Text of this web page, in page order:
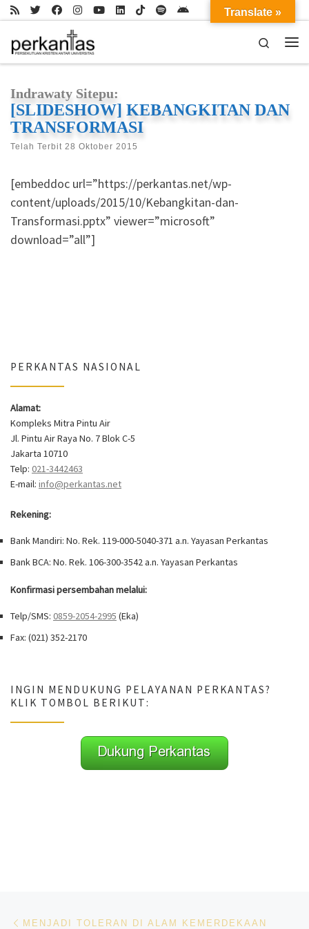
Skip to content
Search
Indrawaty Sitepu:
[SLIDESHOW] KEBANGKITAN DAN
TRANSFORMASI
Telah Terbit 28 Oktober 2015
[embeddoc url=”https://perkantas.net/wp-
content/uploads/2015/10/Kebangkitan-dan-
Transformasi.pptx” viewer=”microsoft”
download=”all”]
PERKANTAS NASIONAL
Alamat:
Kompleks Mitra Pintu Air
Jl. Pintu Air Raya No. 7 Blok C-5
Jakarta 10710
Telp: 021-3442463
E-mail: info@perkantas.net
Rekening:
Bank Mandiri: No. Rek. 119-000-5040-371 a.n. Yayasan Perkantas
Bank BCA: No. Rek. 106-300-3542 a.n. Yayasan Perkantas
Konfirmasi persembahan melalui:
Telp/SMS: 0859-2054-2995 (Eka)
Fax: (021) 352-2170
INGIN MENDUKUNG PELAYANAN PERKANTAS?
KLIK TOMBOL BERIKUT:
Navigasi pos
MENJADI TOLERAN DI ALAM KEMERDEKAAN
Translate »